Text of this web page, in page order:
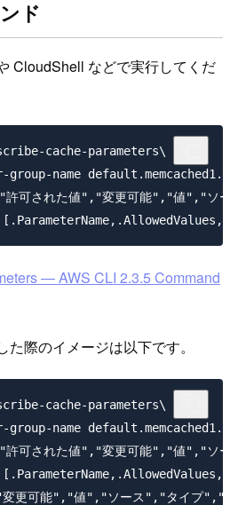
ド
CloudShell などで実行してくだ
cache-parameters\
group-name
可された値","変更可能","値","ソ
— AWS CLI 2.3.5 Command
際のイメージは以下です。
cache-parameters\
group-name
可された値","変更可能","値","ソ
更可能","値","ソース","タイプ","